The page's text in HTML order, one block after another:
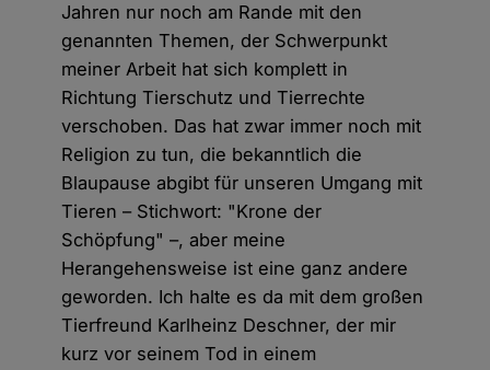
Jahren nur noch am Rande mit den
genannten Themen, der Schwerpunkt
meiner Arbeit hat sich komplett in
Richtung Tierschutz und Tierrechte
verschoben. Das hat zwar immer noch mit
Religion zu tun, die bekanntlich die
Blaupause abgibt für unseren Umgang mit
Tieren – Stichwort: "Krone der
Schöpfung" –, aber meine
Herangehensweise ist eine ganz andere
geworden. Ich halte es da mit dem großen
Tierfreund Karlheinz Deschner, der mir
kurz vor seinem Tod in einem